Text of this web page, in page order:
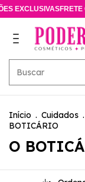
GRÁTIS E
Início . Cuidados .
BOTICÁRIO
O